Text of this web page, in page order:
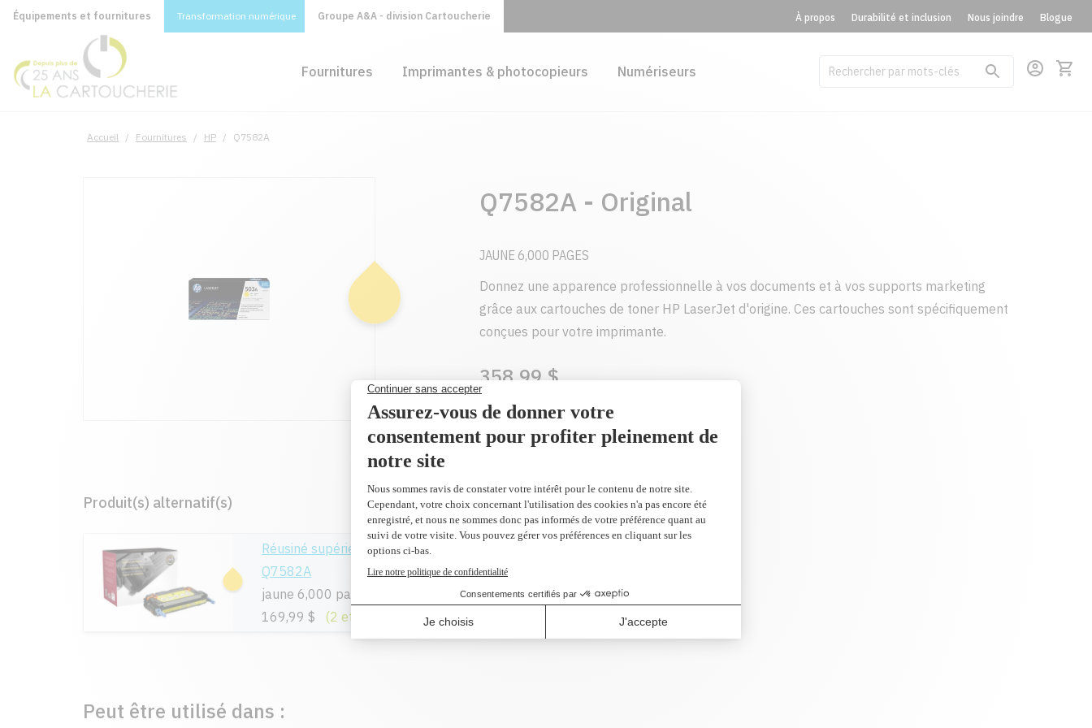
Équipements et fournitures Transformation numérique Groupe A&A - division Cartoucherie À propos Durabilité et inclusion Nous joindre Blogue
Fournitures Imprimantes & photocopieurs Numériseurs
Accueil / Fournitures / HP / Q7582A
Q7582A - Original
JAUNE 6,000 PAGES
Donnez une apparence professionnelle à vos documents et à vos supports marketing
grâce aux cartouches de toner HP LaserJet d'origine. Ces cartouches sont spécifiquement
conçues pour votre imprimante.
358,99 $
AJOUTER AU PANIER
Produit(s) alternatif(s)
Réusiné supérieur en remplacement du
Q7582A
jaune 6,000 pages
169,99 $
(2 et plus 166,20 $)
Peut être utilisé dans :